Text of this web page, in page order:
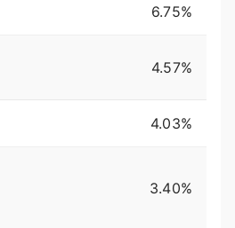
6.75%
4.57%
4.03%
3.40%